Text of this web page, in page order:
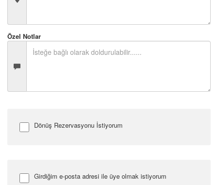
Özel Notlar
Dönüş Rezervasyonu İstiyorum
Girdiğim e-posta adresi ile üye olmak istiyorum